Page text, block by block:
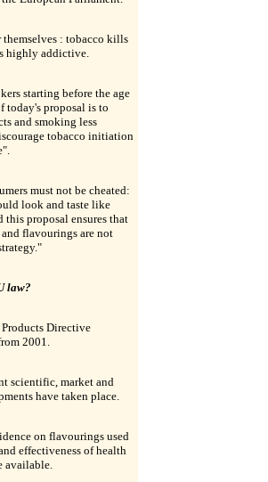
themselves : tobacco kills
highly addictive.
starting before the age
today's proposal is to
and smoking less
tobacco initiation
must not be cheated:
look and taste like
this proposal ensures that
flavourings are not
law?
Directive
2001.
scientific, market and
have taken place.
on flavourings used
effectiveness of health
available.